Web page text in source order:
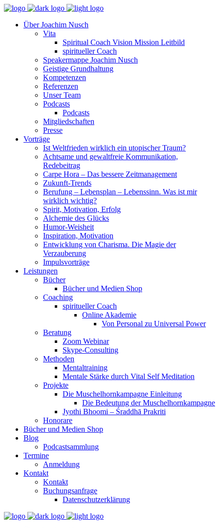
Über Joachim Nusch
Vita
Spiritual Coach Vision Mission Leitbild
spiritueller Coach
Speakermappe Joachim Nusch
Geistige Grundhaltung
Kompetenzen
Referenzen
Unser Team
Podcasts
Podcasts
Mitgliedschaften
Presse
Vorträge
Ist Weltfrieden wirklich ein utopischer Traum?
Achtsame und gewaltfreie Kommunikation,
Redebeitrag
Carpe Hora – Das bessere Zeitmanagement
Zukunft-Trends
Berufung – Lebensplan – Lebenssinn. Was ist mir
wirklich wichtig?
Spirit, Motivation, Erfolg
Alchemie des Glücks
Humor-Weisheit
Inspiration, Motivation
Entwicklung von Charisma. Die Magie der
Verzauberung
Impulsvorträge
Leistungen
Bücher
Bücher und Medien Shop
Coaching
spiritueller Coach
Online Akademie
Von Personal zu Universal Power
Beratung
Zoom Webinar
Skype-Consulting
Methoden
Mentaltraining
Mentale Stärke durch Vital Self Meditation
Projekte
Die Muschelhornkampagne Einleitung
Die Bedeutung der Muschelhornkampagne
Jyothi Bhoomi – Śraddhā Prakriti
Honorare
Bücher und Medien Shop
Blog
Podcastsammlung
Termine
Anmeldung
Kontakt
Kontakt
Buchungsanfrage
Datenschutzerklärung